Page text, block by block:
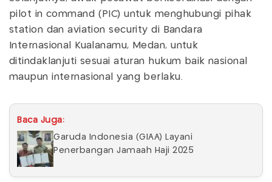
pilot in command (PIC) untuk menghubungi pihak
station dan aviation security di Bandara
Internasional Kualanamu, Medan, untuk
ditindaklanjuti sesuai aturan hukum baik nasional
maupun internasional yang berlaku.
Baca Juga:
Garuda Indonesia (GIAA) Layani
Penerbangan Jamaah Haji 2025